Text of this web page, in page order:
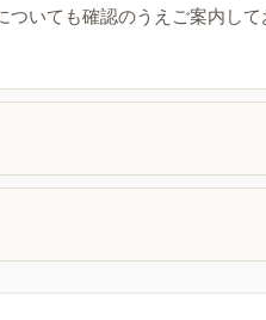
いても確認のうえご案内して